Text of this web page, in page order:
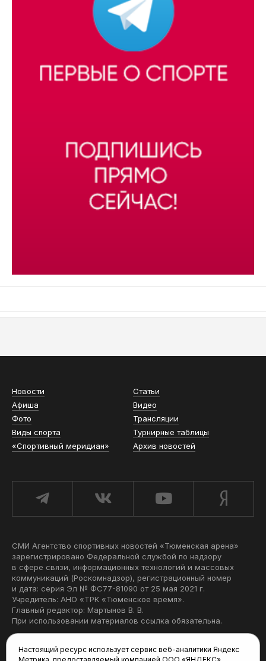
Новости
Статьи
Афиша
Видео
Фото
Трансляции
Виды спорта
Турнирные таблицы
«Спортивный меридиан»
Архив новостей
СМИ Агентство спортивных новостей «Тюменская арена»
зарегистрировано Федеральной службой по надзору
в сфере связи, информационных технологий и массовых
коммуникаций (Роскомнадзор), регистрационный номер
и дата: серия Эл № ФС77-81090 от 25 мая 2021 г.
Учредитель: АНО «ТРК «Тюменское время».
Главный редактор: Мартынов В. В.
При использовании материалов ссылка обязательна.
Настоящий ресурс использует сервис веб-аналитики Яндекс